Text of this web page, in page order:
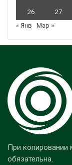
26 27
« Янв
Мар »
При копировании
обязательна.